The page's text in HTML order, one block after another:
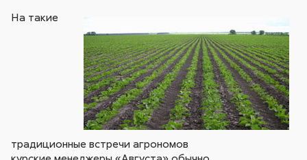
На такие
традиционные встречи агрономов